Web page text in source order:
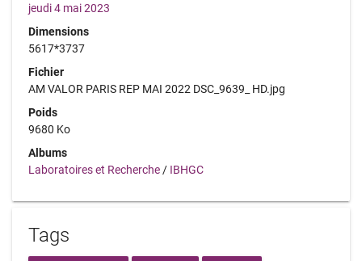
jeudi 4 mai 2023
Dimensions
5617*3737
Fichier
AM VALOR PARIS REP MAI 2022 DSC_9639_ HD.jpg
Poids
9680 Ko
Albums
Laboratoires et Recherche / IBHGC
Tags